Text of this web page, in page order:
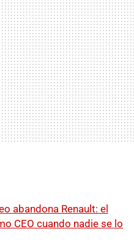
abandona Renault: el
CEO cuando nadie se lo